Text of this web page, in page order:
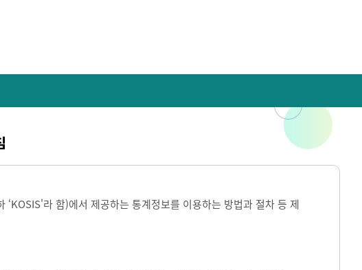
라 함)에서 제공하는 통계정보를 이용하는 방법과 절차 등 제